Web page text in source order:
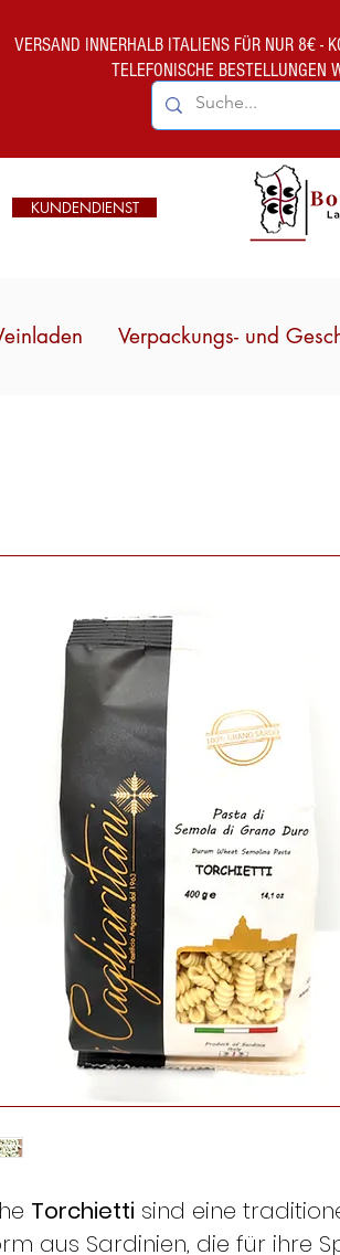
VERSAND INNERHALB ITALIENS FÜR NUR 8€ -
TELEFONISCHE BESTELLUNGEN
KUNDENDIENST
Verpackungs- und
Torchietti sind eine
aus Sardinien, die für ihre